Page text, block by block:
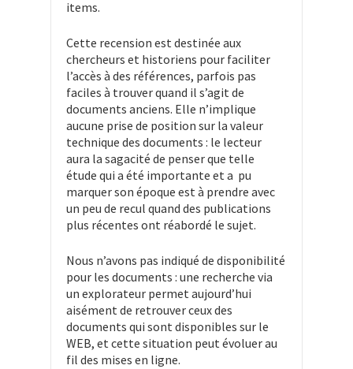
items.
Cette recension est destinée aux
chercheurs et historiens pour faciliter
l’accès à des références, parfois pas
faciles à trouver quand il s’agit de
documents anciens. Elle n’implique
aucune prise de position sur la valeur
technique des documents : le lecteur
aura la sagacité de penser que telle
étude qui a été importante et a pu
marquer son époque est à prendre avec
un peu de recul quand des publications
plus récentes ont réabordé le sujet.
Nous n’avons pas indiqué de disponibilité
pour les documents : une recherche via
un explorateur permet aujourd’hui
aisément de retrouver ceux des
documents qui sont disponibles sur le
WEB, et cette situation peut évoluer au
fil des mises en ligne.